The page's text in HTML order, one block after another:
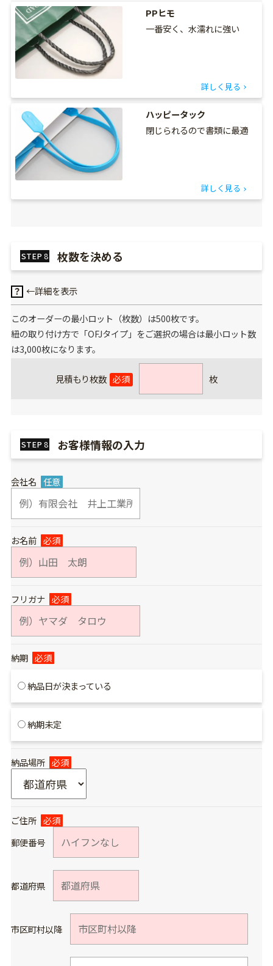
PPヒモ
一番安く、水濡れに強い
詳しく見る
ハッピータック
閉じられるので書類に最適
詳しく見る
STEP 8 枚数を決める
？ ←詳細を表示
このオーダーの最小ロット（枚数）は500枚です。
紐の取り付け方で「OFJタイプ」をご選択の場合は最小ロット数
は3,000枚になります。
見積もり枚数 必須 枚
STEP 8 お客様情報の入力
会社名 任意
お名前 必須
フリガナ 必須
納期 必須
納品日が決まっている
納期未定
納品場所 必須
ご住所 必須
郵便番号
都道府県
市区町村以降